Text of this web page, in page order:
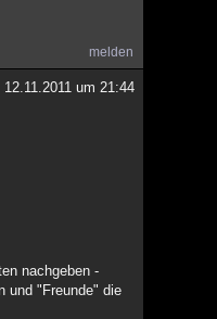
melden
12.11.2011 um 21:44
nachgeben -
und "Freunde" die